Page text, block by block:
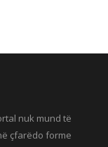
nuk mund të
çfarëdo forme